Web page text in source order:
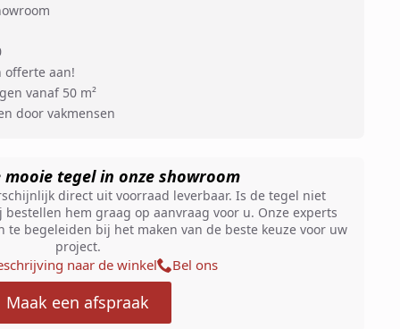
offerte aan!
vanaf 50 m²
door vakmensen
mooie tegel in onze showroom
direct uit voorraad leverbaar. Is de tegel niet
bestellen hem graag op aanvraag voor u. Onze experts
te begeleiden bij het maken van de beste keuze voor uw
project.
naar de winkel Bel ons
Maak een afspraak